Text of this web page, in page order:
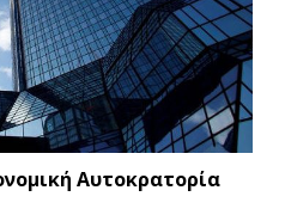
Αυτοκρατορία